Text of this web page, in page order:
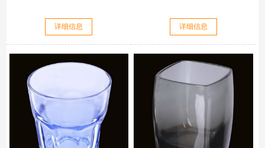
详细信息 详细信息